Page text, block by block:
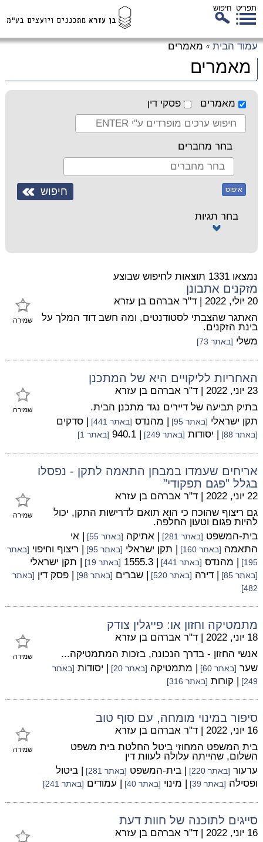
תפריט חיפוש
עמוד הבית » מאמרים
מאמרים
מאמרים פסקי דין
בחר מחברים
איפוס
בחר תגיות
נמצאו 1331 תוצאות לחיפוש שבוצע
מזקנים אתבונן
שמירה
20 יולי, 2022 | ד"ר אברהם בן עזרא
האתגר שהצבתי לסטודנטים, ומה חשב דוד המלך על
בינת הזקנים.
משלי [באתר 73]
האחריות לליקויים היא של המתכנן
שמירה
23 יוני, 2022 | ד"ר אברהם בן עזרא
בתיק תביעה של דיירים נגד מתכנן הבית.
תקן ישראלי [באתר 95] | מהנדס [באתר 441] | סדקים
[באתר 88] | יסודות [באתר 249] | 940.1 [באתר 1]
אריחים שעמדו במבחן התאמה לתקן - נפסלו
בגלל "פגם תפקודי"
שמירה
22 יוני, 2022 | ד"ר אברהם בן עזרא
גם ריצוף שהוכח כי הוא תואם לדרישות התקן, יכול
להיות פגום וטעון החלפה.
בית-המשפט [באתר 281] | אתיקה [באתר 55]
| אי
התאמה [באתר 160] | תקן ישראלי [באתר 95] | ריצוף וחיפוי [באתר
195]
| מהנדס [באתר 441] | 1555.3 [באתר 19] | תקן ישראלי
[באתר 85] | דירה [באתר 520] | שברים [באתר 98] | פסק דין [באתר
482]
מתמטיקה וחזון או: פייגלין צודק
שמירה
18 יוני, 2022 | ד"ר אברהם בן עזרא
אנשי החזון - בדרך הנכונה, בזכות המתמטיקה...
שער [באתר 60] | מתמטיקה [באתר 20] | יסודות [באתר
249]
| קורות [באתר 316]
סיפור במינוי מומחה, עם סוף טוב
שמירה
16 יוני, 2022 | ד"ר אברהם בן עזרא
בית המשפט המחוזי ביטל החלטת בית משפט
השלום, שהייתה עלולה לעוות דין
ערעור [באתר 220] | בית-המשפט [באתר 281]
| ביטול
ופסילה [באתר 39] | מינוי [באתר 40] | עמודים [באתר 241]
סייגים לתוכנה של חוות דעת
16 יוני, 2022 | ד"ר אברהם בן עזרא